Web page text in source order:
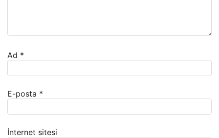
Ad *
E-posta *
İnternet sitesi